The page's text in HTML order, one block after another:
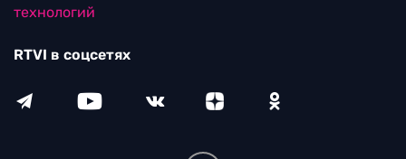
технологий
RTVI в соцсетях